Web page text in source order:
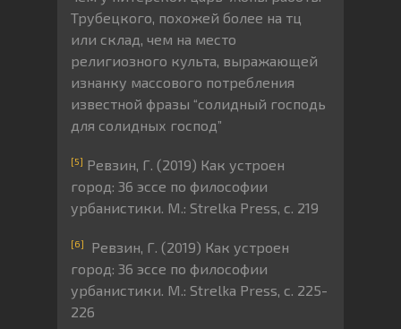
Трубецкого, похожей более на тц
или склад, чем на место
религиозного культа, выражающей
изнанку массового потребления
известной фразы “солидный господь
для солидных господ”
[5] Ревзин, Г. (2019) Как устроен
город: 36 эссе по философии
урбанистики. М.: Strelka Press, с. 219
[6]
Ревзин, Г. (2019) Как устроен
город: 36 эссе по философии
урбанистики. М.: Strelka Press, с. 225-
226